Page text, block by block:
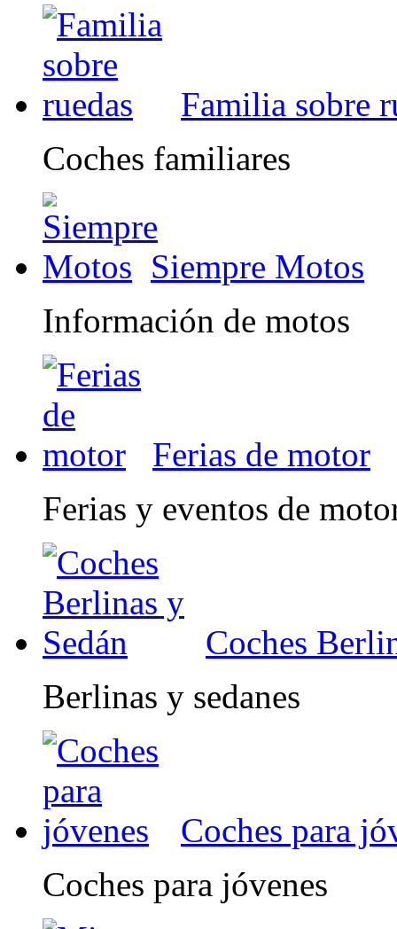
Familia sobre
Coches familiares
Siempre Motos
Información de motos
Ferias de motor
Ferias y eventos de
Coches
Berlinas y sedanes
Coches para
Coches para jóvenes